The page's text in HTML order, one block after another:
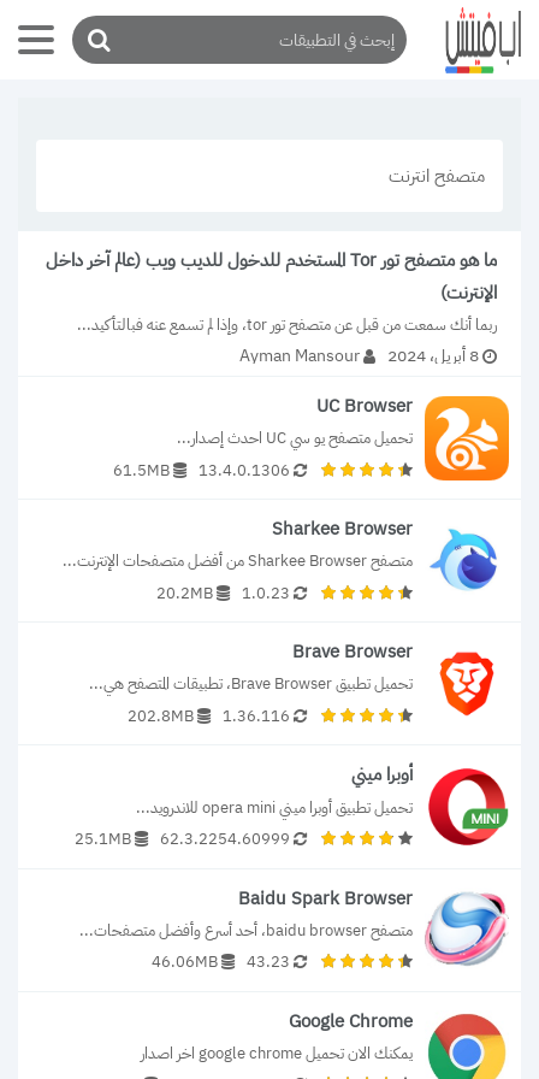
متصفح انترنت
ما هو متصفح تور Tor المستخدم للدخول للديب ويب (عالم آخر داخل
الإنترنت)
ربما أنك سمعت من قبل عن متصفح تور tor، وإذا لم تسمع عنه فبالتأكيد...
8 أبريل، 2024 Ayman Mansour
UC Browser
تحميل متصفح يو سي UC احدث إصدار...
13.4.0.1306
61.5MB
Sharkee Browser
متصفح Sharkee Browser من أفضل متصفحات الإنترنت...
1.0.23
20.2MB
Brave Browser
تحميل تطبيق Brave Browser، تطبيقات المتصفح هي...
1.36.116
202.8MB
أوبرا ميني
تحميل تطبيق أوبرا ميني opera mini للاندرويد...
62.3.2254.60999
25.1MB
Baidu Spark Browser
متصفح baidu browser، أحد أسرع وأفضل متصفحات...
43.23
46.06MB
Google Chrome